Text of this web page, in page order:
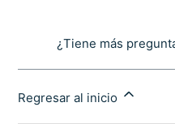
¿Tiene más
Regresar al inicio